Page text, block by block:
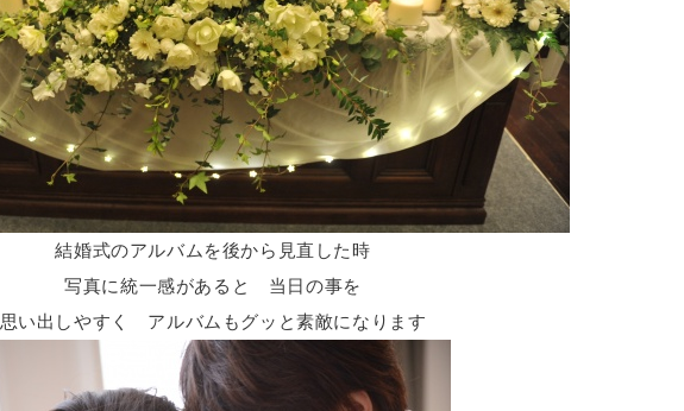
結婚式のアルバムを後から見直した時
写真に統一感があると 当日の事を
思い出しやすく アルバムもグッと素敵になります